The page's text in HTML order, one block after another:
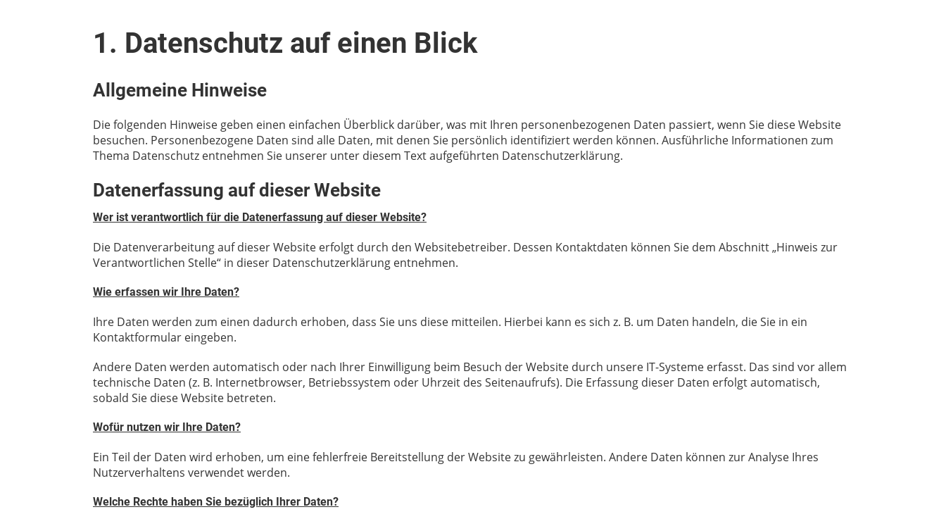
1. Datenschutz auf einen Blick
Allgemeine Hinweise
Die folgenden Hinweise geben einen einfachen Überblick darüber, was mit Ihren personenbezogenen Daten passiert, wenn Sie diese Website
besuchen. Personenbezogene Daten sind alle Daten, mit denen Sie persönlich identifiziert werden können. Ausführliche Informationen zum
Thema Datenschutz entnehmen Sie unserer unter diesem Text aufgeführten Datenschutzerklärung.
Datenerfassung auf dieser Website
Wer ist verantwortlich für die Datenerfassung auf dieser Website?
Die Datenverarbeitung auf dieser Website erfolgt durch den Websitebetreiber. Dessen Kontaktdaten können Sie dem Abschnitt „Hinweis zur
Verantwortlichen Stelle“ in dieser Datenschutzerklärung entnehmen.
Wie erfassen wir Ihre Daten?
Ihre Daten werden zum einen dadurch erhoben, dass Sie uns diese mitteilen. Hierbei kann es sich z. B. um Daten handeln, die Sie in ein
Kontaktformular eingeben.
Andere Daten werden automatisch oder nach Ihrer Einwilligung beim Besuch der Website durch unsere IT-Systeme erfasst. Das sind vor allem
technische Daten (z. B. Internetbrowser, Betriebssystem oder Uhrzeit des Seitenaufrufs). Die Erfassung dieser Daten erfolgt automatisch,
sobald Sie diese Website betreten.
Wofür nutzen wir Ihre Daten?
Ein Teil der Daten wird erhoben, um eine fehlerfreie Bereitstellung der Website zu gewährleisten. Andere Daten können zur Analyse Ihres
Nutzerverhaltens verwendet werden.
Welche Rechte haben Sie bezüglich Ihrer Daten?